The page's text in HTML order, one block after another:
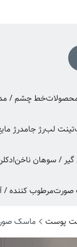
خط چشم /
تینت لبرژ جامدرژ
گیر / سوهان ناخن
صورتمرطوب کننده /
پوست ماسک